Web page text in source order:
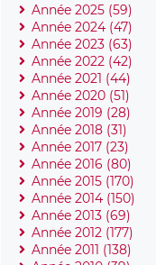
Année 2025 (59)
Année 2024 (47)
Année 2023 (63)
Année 2022 (42)
Année 2021 (44)
Année 2020 (51)
Année 2019 (28)
Année 2018 (31)
Année 2017 (23)
Année 2016 (80)
Année 2015 (170)
Année 2014 (150)
Année 2013 (69)
Année 2012 (177)
Année 2011 (138)